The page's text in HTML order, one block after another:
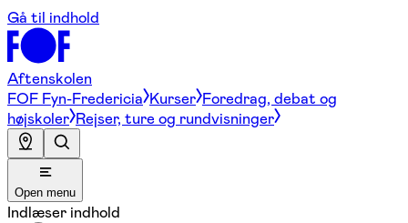
Gå til indhold
Aftenskolen
FOF Fyn-Fredericia Kurser Foredrag, debat og
højskoler Rejser, ture og rundvisninger
Open menu
Indlæser indhold